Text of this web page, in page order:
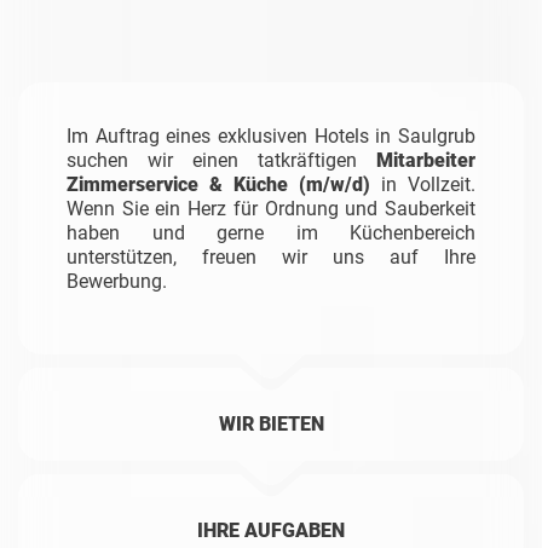
Im Auftrag eines exklusiven Hotels in Saulgrub
suchen wir einen tatkräftigen Mitarbeiter
Zimmerservice & Küche (m/w/d) in Vollzeit.
Wenn Sie ein Herz für Ordnung und Sauberkeit
haben und gerne im Küchenbereich
unterstützen, freuen wir uns auf Ihre
Bewerbung.
WIR BIETEN
IHRE AUFGABEN